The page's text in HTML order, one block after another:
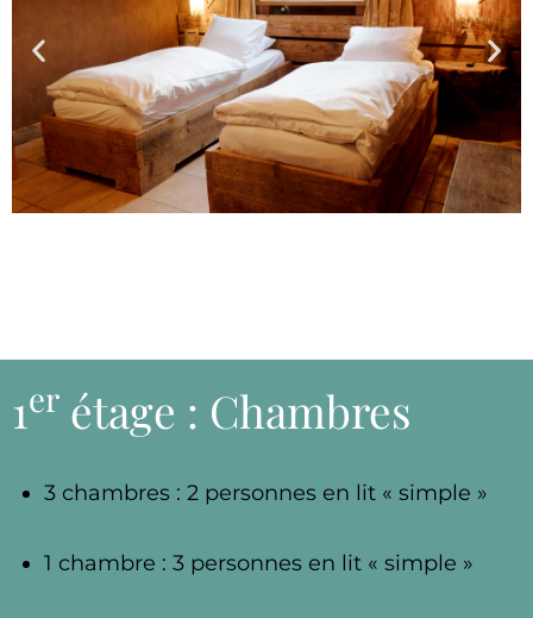
1er étage : Chambres
3 chambres : 2 personnes en lit « simple »
1 chambre : 3 personnes en lit « simple »